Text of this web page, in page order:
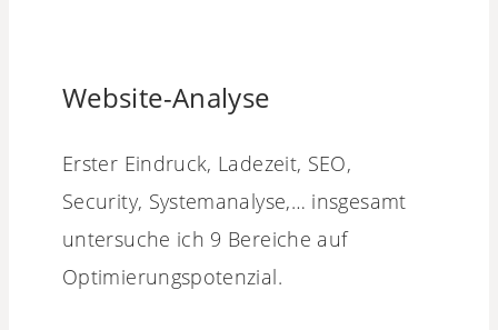
Website-Analyse
Erster Eindruck, Ladezeit, SEO,
Security, Systemanalyse,… insgesamt
untersuche ich 9 Bereiche auf
Optimierungspotenzial.